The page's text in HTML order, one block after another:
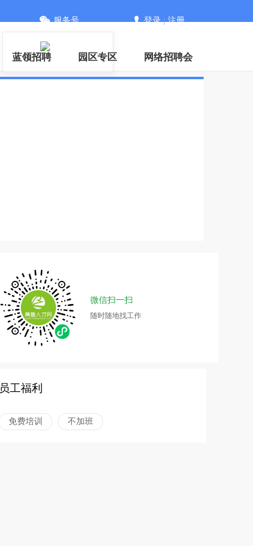
服务号 登录|注册
蓝领招聘 园区专区 网络招聘会
微信扫一扫
随时随地找工作
员工福利
免费培训 不加班